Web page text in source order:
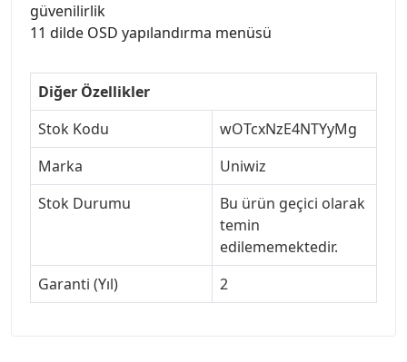
güvenilirlik
11 dilde OSD yapılandırma menüsü
Diğer Özellikler
Stok Kodu
wOTcxNzE4NTYyMg
Marka
Uniwiz
Stok Durumu
Bu ürün geçici olarak
temin
edilememektedir.
Garanti (Yıl)
2